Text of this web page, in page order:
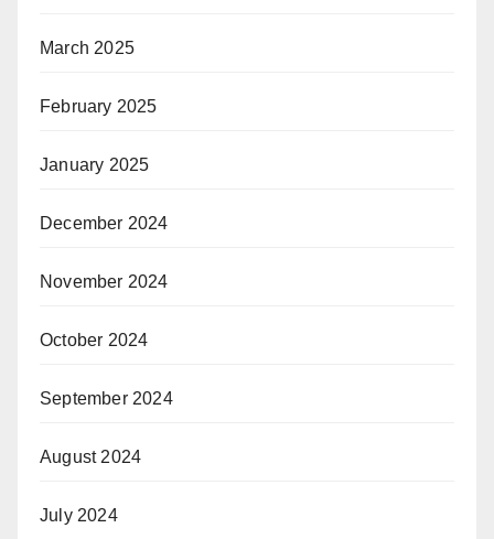
March 2025
February 2025
January 2025
December 2024
November 2024
October 2024
September 2024
August 2024
July 2024